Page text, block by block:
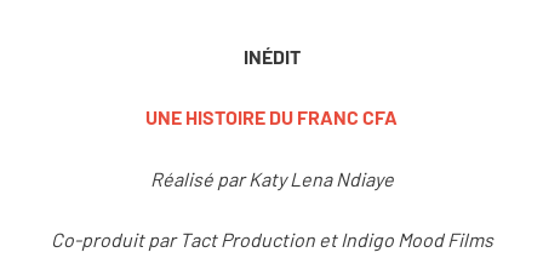
INÉDIT
UNE HISTOIRE DU FRANC CFA
Réalisé par Katy Lena Ndiaye
Co-produit par Tact Production et Indigo Mood Films